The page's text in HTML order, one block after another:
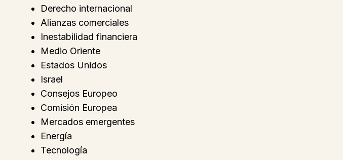
Derecho internacional
Alianzas comerciales
Inestabilidad financiera
Medio Oriente
Estados Unidos
Israel
Consejos Europeo
Comisión Europea
Mercados emergentes
Energía
Tecnología